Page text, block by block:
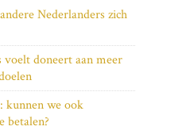
Nederlanders zich
doneert aan meer
kunnen we ook
betalen?